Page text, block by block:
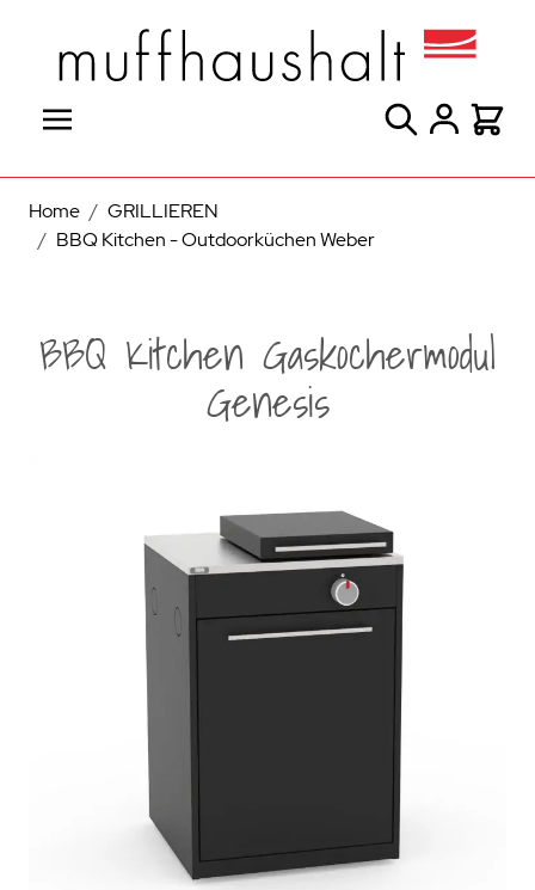
Suche
Home / GRILLIEREN
/ BBQ Kitchen - Outdoorküchen Weber
BBQ Kitchen Gaskochermodul
Genesis